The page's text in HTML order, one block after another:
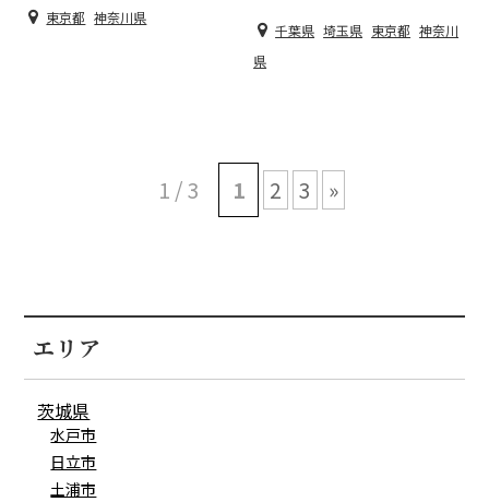
東京都 神奈川県
千葉県 埼玉県 東京都 神奈川
県
1 / 3 1 2 3 »
エリア
茨城県
水戸市
日立市
土浦市